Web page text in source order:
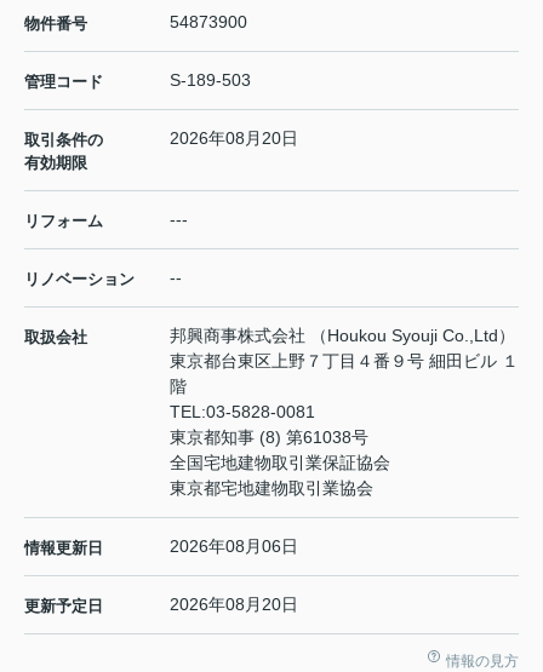
物件番号 54873900
管理コード S-189-503
取引条件の
有効期限
2026年08月20日
リフォーム ---
リノベーション --
取扱会社
邦興商事株式会社 （Houkou Syouji Co.,Ltd）
東京都台東区上野７丁目４番９号 細田ビル １
階
TEL:03-5828-0081
東京都知事 (8) 第61038号
全国宅地建物取引業保証協会
東京都宅地建物取引業協会
情報更新日 2026年08月06日
更新予定日 2026年08月20日
情報の見方